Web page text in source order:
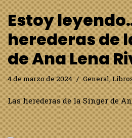
Estoy
herederas de
de Ana Lena
4 de marzo de 2024 General,
Las herederas de la Singer de